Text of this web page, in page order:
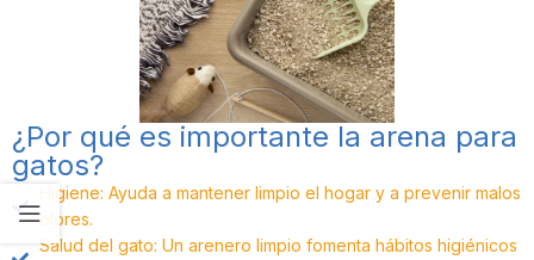
¿Por qué es importante la arena para
gatos?
Higiene: Ayuda a mantener limpio el hogar y a prevenir malos
olores.
Salud del gato: Un arenero limpio fomenta hábitos higiénicos